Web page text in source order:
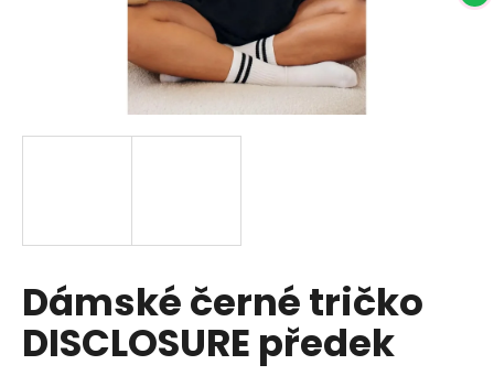
Dámské černé tričko
DISCLOSURE předek
j
HLEDAT